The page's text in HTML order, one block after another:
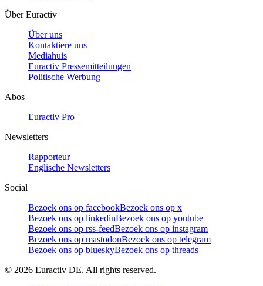
Über Euractiv
Über uns
Kontaktiere uns
Mediahuis
Euractiv Pressemitteilungen
Politische Werbung
Abos
Euractiv Pro
Newsletters
Rapporteur
Englische Newsletters
Social
Bezoek ons op facebookBezoek ons op x
Bezoek ons op linkedinBezoek ons op youtube
Bezoek ons op rss-feedBezoek ons op instagram
Bezoek ons op mastodonBezoek ons op telegram
Bezoek ons op blueskyBezoek ons op threads
© 2026 Euractiv DE. All rights reserved.